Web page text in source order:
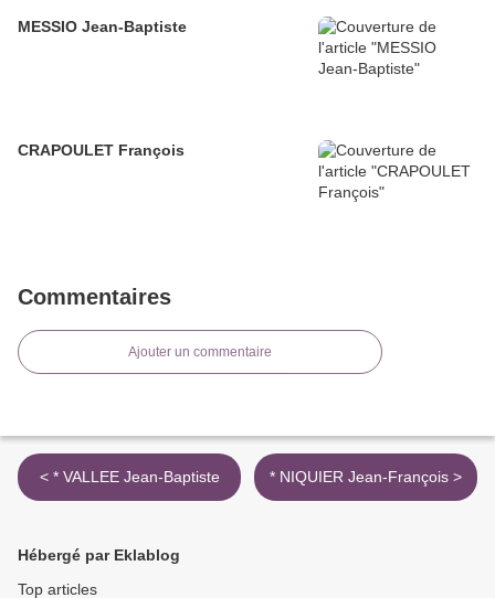
MESSIO Jean-Baptiste
CRAPOULET François
Commentaires
Ajouter un commentaire
< * VALLEE Jean-Baptiste * NIQUIER Jean-François >
Hébergé par Eklablog
Top articles